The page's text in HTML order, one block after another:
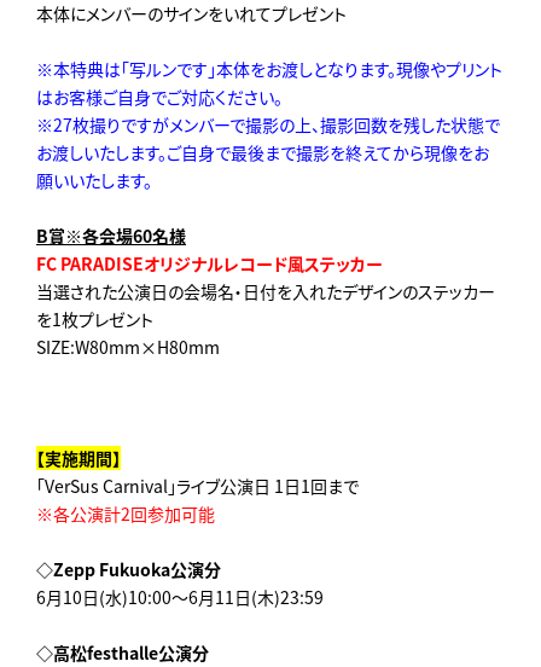
本体にメンバーのサインをいれてプレゼント
※本特典は「写ルンです」本体をお渡しとなります。現像やプリント
はお客様ご自身でご対応ください。
※27枚撮りですがメンバーで撮影の上、撮影回数を残した状態で
お渡しいたします。ご自身で最後まで撮影を終えてから現像をお
願いいたします。
B賞※各会場60名様
FC PARADISEオリジナルレコード風ステッカー
当選された公演日の会場名・日付を入れたデザインのステッカー
を1枚プレゼント
SIZE:W80mm×H80mm
【実施期間】
「VerSus Carnival」ライブ公演日 1日1回まで
※各公演計2回参加可能
◇Zepp Fukuoka公演分
6月10日(水)10:00～6月11日(木)23:59
◇高松festhalle公演分